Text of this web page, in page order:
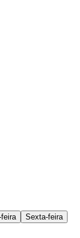
Sexta-feira